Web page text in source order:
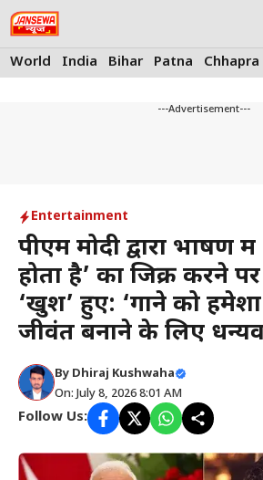
Skip
to
content
World India Bihar Patna Chhapra
---Advertisement---
Entertainment
पीएम मोदी द्वारा
होता है’ का जिक्र करने
‘खुश’ हुए: ‘गाने को
जीवंत बनाने के लिए
By Dhiraj Kushwaha
On: July 8, 2026 8:01 AM
Follow Us: